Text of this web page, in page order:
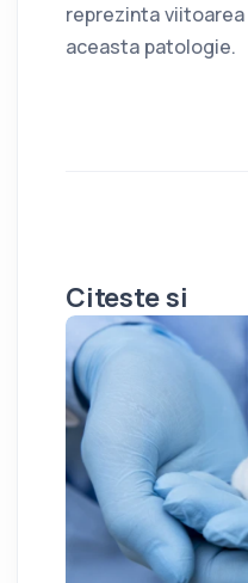
reprezinta
aceasta patologie.
Citeste si